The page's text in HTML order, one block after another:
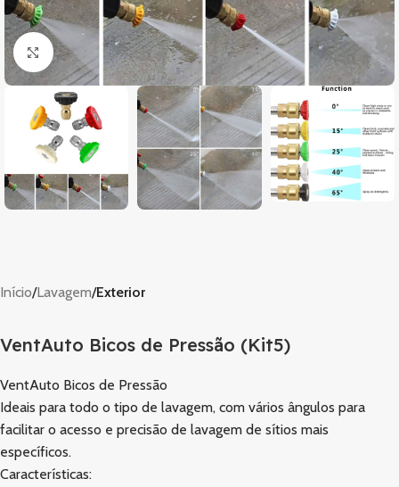
Clique para ampliar
Início Lavagem Exterior
VentAuto Bicos de Pressão (Kit5)
VentAuto Bicos de Pressão
Ideais para todo o tipo de lavagem, com vários ângulos para
facilitar o acesso e precisão de lavagem de sítios mais
específicos.
Características: